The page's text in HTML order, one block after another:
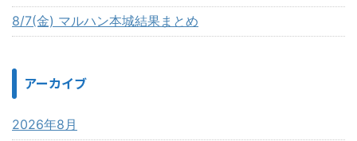
8/7(金) マルハン本城結果まとめ
アーカイブ
2026年8月